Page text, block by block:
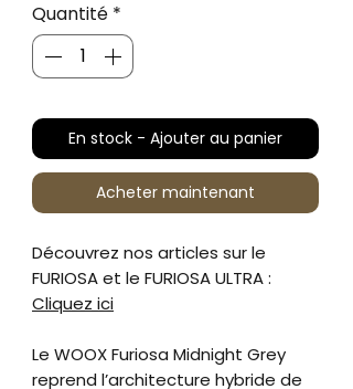
Quantité *
En stock - Ajouter au panier
Acheter maintenant
Découvrez nos articles sur le
FURIOSA et le FURIOSA ULTRA :
Cliquez ici
Le WOOX Furiosa Midnight Grey
reprend l’architecture hybride de